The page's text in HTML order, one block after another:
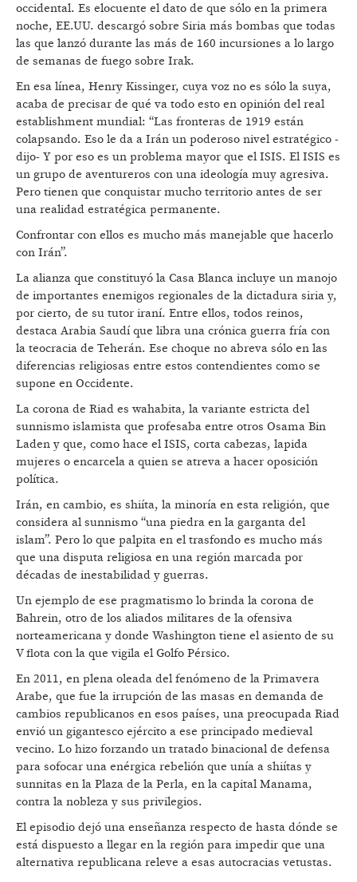
occidental. Es elocuente el dato de que sólo en la primera
noche, EE.UU. descargó sobre Siria más bombas que todas
las que lanzó durante las más de 160 incursiones a lo largo
de semanas de fuego sobre Irak.
En esa línea, Henry Kissinger, cuya voz no es sólo la suya,
acaba de precisar de qué va todo esto en opinión del real
establishment mundial: “Las fronteras de 1919 están
colapsando. Eso le da a Irán un poderoso nivel estratégico -
dijo- Y por eso es un problema mayor que el ISIS. El ISIS es
un grupo de aventureros con una ideología muy agresiva.
Pero tienen que conquistar mucho territorio antes de ser
una realidad estratégica permanente.
Confrontar con ellos es mucho más manejable que hacerlo
con Irán”.
La alianza que constituyó la Casa Blanca incluye un manojo
de importantes enemigos regionales de la dictadura siria y,
por cierto, de su tutor iraní. Entre ellos, todos reinos,
destaca Arabia Saudí que libra una crónica guerra fría con
la teocracia de Teherán. Ese choque no abreva sólo en las
diferencias religiosas entre estos contendientes como se
supone en Occidente.
La corona de Riad es wahabita, la variante estricta del
sunnismo islamista que profesaba entre otros Osama Bin
Laden y que, como hace el ISIS, corta cabezas, lapida
mujeres o encarcela a quien se atreva a hacer oposición
política.
Irán, en cambio, es shiíta, la minoría en esta religión, que
considera al sunnismo “una piedra en la garganta del
islam”. Pero lo que palpita en el trasfondo es mucho más
que una disputa religiosa en una región marcada por
décadas de inestabilidad y guerras.
Un ejemplo de ese pragmatismo lo brinda la corona de
Bahrein, otro de los aliados militares de la ofensiva
norteamericana y donde Washington tiene el asiento de su
V flota con la que vigila el Golfo Pérsico.
En 2011, en plena oleada del fenómeno de la Primavera
Arabe, que fue la irrupción de las masas en demanda de
cambios republicanos en esos países, una preocupada Riad
envió un gigantesco ejército a ese principado medieval
vecino. Lo hizo forzando un tratado binacional de defensa
para sofocar una enérgica rebelión que unía a shiítas y
sunnitas en la Plaza de la Perla, en la capital Manama,
contra la nobleza y sus privilegios.
El episodio dejó una enseñanza respecto de hasta dónde se
está dispuesto a llegar en la región para impedir que una
alternativa republicana releve a esas autocracias vetustas.